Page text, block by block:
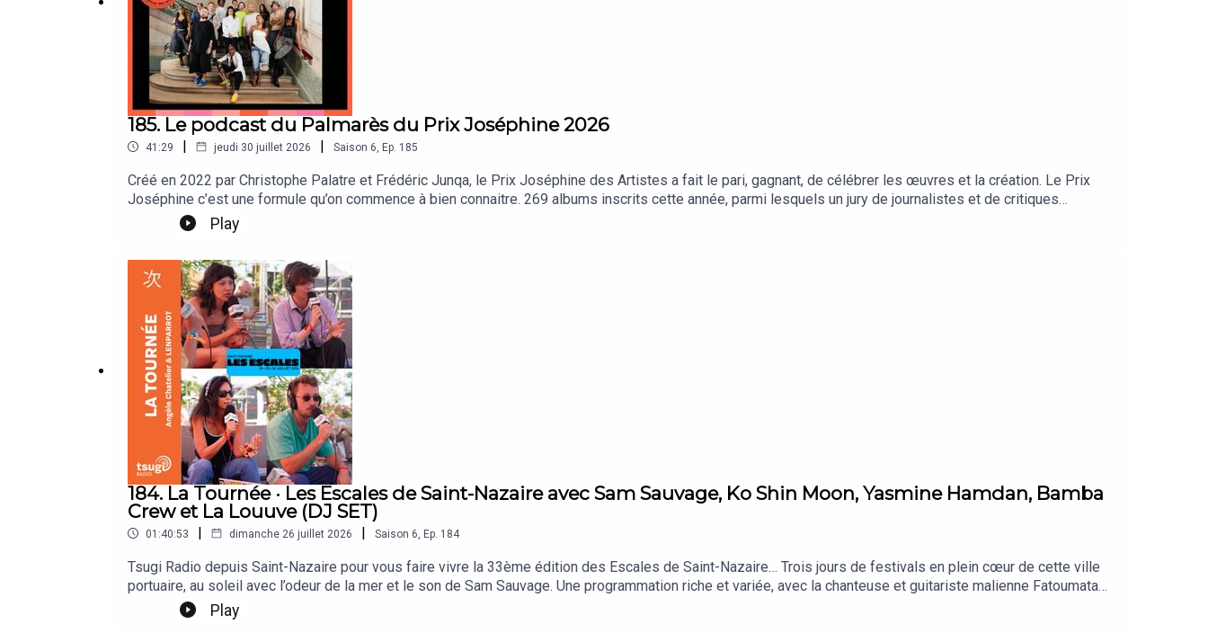
185. Le podcast du Palmarès du Prix Joséphine 2026
41:29 | jeudi 30 juillet 2026 | Saison 6 Ep. 185
Créé en 2022 par Christophe Palatre et Frédéric Junqa, le Prix Joséphine des Artistes a fait le pari, gagnant, de célébrer les œuvres et la création. Le Prix
Joséphine c’est une formule qu’on commence à bien connaitre. 269 albums inscrits cette année, parmi lesquels un jury de journalistes et de critiques
musicaux a composé une liste de 40 œuvres. 40 albums par la suite décortiqués par un jury d’artistes, présidé par Pomme avec Flavien Berger, Adèle
Castillon, Chilla, Kalala, Thibaut de Longeville, André Manoukian, Vanessa Wagner et Yuksek. Un jury qui s’est réuni autour de Pomme pour choisir 10 lauréats
l'Olympia le 30 septembre prochain. Réservations dans les points de vente habituels.
Play
184. La Tournée · Les Escales de Saint-Nazaire avec Sam Sauvage, Ko Shin Moon, Yasmine Hamdan, Bamba
Crew et La Louuve (DJ SET)
01:40:53 | dimanche 26 juillet 2026 | Saison 6 Ep. 184
Tsugi Radio depuis Saint-Nazaire pour vous faire vivre la 33ème édition des Escales de Saint-Nazaire… Trois jours de festivals en plein cœur de cette ville
portuaire, au soleil avec l’odeur de la mer et le son de Sam Sauvage. Une programmation riche et variée, avec la chanteuse et guitariste malienne Fatoumata
Diawara, le sémillant Benjamin Biolay ou encore l’icône underground libanaise Yasmine Hamdan ainsi que le duo d’explorateurs sonores Ko Shin Moon. Angèle
Chatelier et LENPARROT reçoivent au micro : Sam Sauvage, Ko Shin Moon, Yasmine Hamdan, Bamba Crew et une bonne partie du DJ set de La Louuve
Play